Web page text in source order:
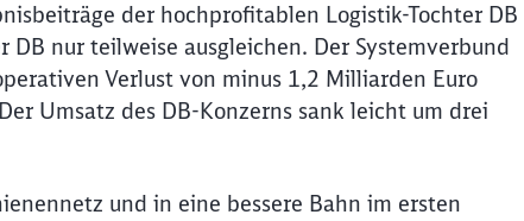
der hochprofitablen Logistik-Tochter DB
nur teilweise ausgleichen. Der Systemverbund
Verlust von minus 1,2 Milliarden Euro
Umsatz des DB-Konzerns sank leicht um drei
und in eine bessere Bahn im ersten